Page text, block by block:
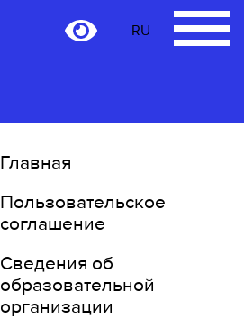
RU
Главная
Пользовательское
соглашение
Сведения об
образовательной
организации